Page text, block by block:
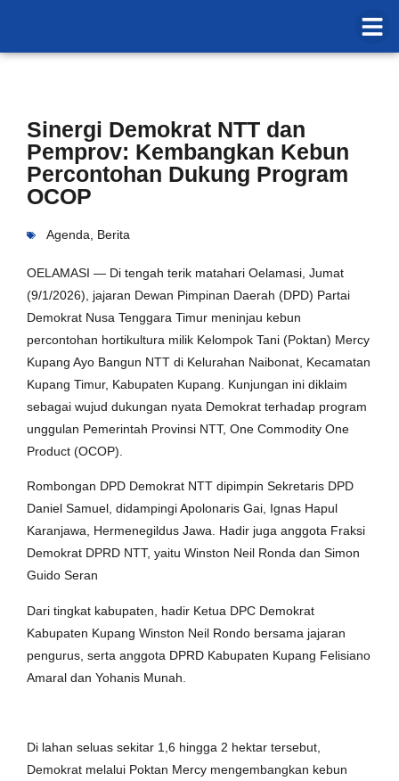
Sinergi Demokrat NTT dan
Pemprov: Kembangkan Kebun
Percontohan Dukung Program
OCOP
Agenda Berita
OELAMASI — Di tengah terik matahari Oelamasi, Jumat
(9/1/2026), jajaran Dewan Pimpinan Daerah (DPD) Partai
Demokrat Nusa Tenggara Timur meninjau kebun
percontohan hortikultura milik Kelompok Tani (Poktan) Mercy
Kupang Ayo Bangun NTT di Kelurahan Naibonat, Kecamatan
Kupang Timur, Kabupaten Kupang. Kunjungan ini diklaim
sebagai wujud dukungan nyata Demokrat terhadap program
unggulan Pemerintah Provinsi NTT, One Commodity One
Product (OCOP).
Rombongan DPD Demokrat NTT dipimpin Sekretaris DPD
Daniel Samuel, didampingi Apolonaris Gai, Ignas Hapul
Karanjawa, Hermenegildus Jawa. Hadir juga anggota Fraksi
Demokrat DPRD NTT, yaitu Winston Neil Ronda dan Simon
Guido Seran
Dari tingkat kabupaten, hadir Ketua DPC Demokrat
Kabupaten Kupang Winston Neil Rondo bersama jajaran
pengurus, serta anggota DPRD Kabupaten Kupang Felisiano
Amaral dan Yohanis Munah.
Di lahan seluas sekitar 1,6 hingga 2 hektar tersebut,
Demokrat melalui Poktan Mercy mengembangkan kebun